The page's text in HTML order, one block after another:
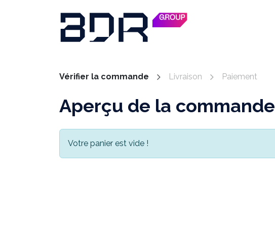
Vérifier la commande Livraison Paiement
Aperçu de la commande
Votre panier est vide !